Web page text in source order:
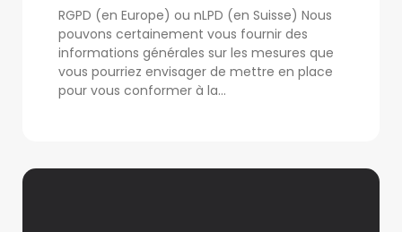
RGPD (en Europe) ou nLPD (en Suisse) Nous
pouvons certainement vous fournir des
informations générales sur les mesures que
vous pourriez envisager de mettre en place
pour vous conformer à la...